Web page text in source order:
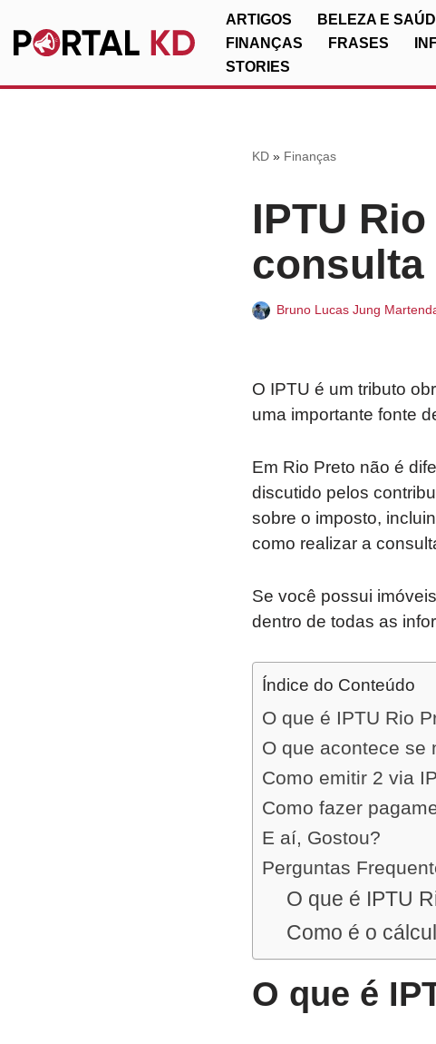
Pular
ARTIGOS BELEZA E
FINANÇAS
FRASES
STORIES
KD» Finanças
IPTU
consulta
Bruno Lucas Jung
O IPTU é um tributo
uma importante fonte
Em Rio Preto não é
discutido pelos
sobre o imposto,
como realizar a
Se você possui
dentro de todas as
Índice do Conteúdo
O que é IPTU Rio
O que acontece se
Como emitir 2 via
Como fazer
E aí, Gostou?
Perguntas
O que é IPTU
Como é o
O que é